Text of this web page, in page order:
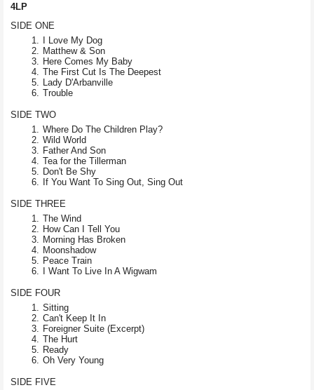
4LP
SIDE ONE
I Love My Dog
Matthew & Son
Here Comes My Baby
The First Cut Is The Deepest
Lady D'Arbanville
Trouble
SIDE TWO
Where Do The Children Play?
Wild World
Father And Son
Tea for the Tillerman
Don't Be Shy
If You Want To Sing Out, Sing Out
SIDE THREE
The Wind
How Can I Tell You
Morning Has Broken
Moonshadow
Peace Train
I Want To Live In A Wigwam
SIDE FOUR
Sitting
Can't Keep It In
Foreigner Suite (Excerpt)
The Hurt
Ready
Oh Very Young
SIDE FIVE